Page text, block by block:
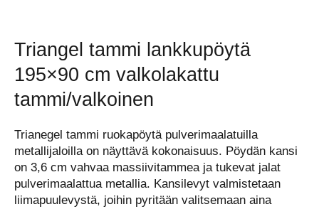
Triangel tammi lankkupöytä
195×90 cm valkolakattu
tammi/valkoinen
Trianegel tammi ruokapöytä pulverimaalatuilla
metallijaloilla on näyttävä kokonaisuus. Pöydän kansi
on 3,6 cm vahvaa massiivitammea ja tukevat jalat
pulverimaalattua metallia. Kansilevyt valmistetaan
liimapuulevystä, joihin pyritään valitsemaan aina